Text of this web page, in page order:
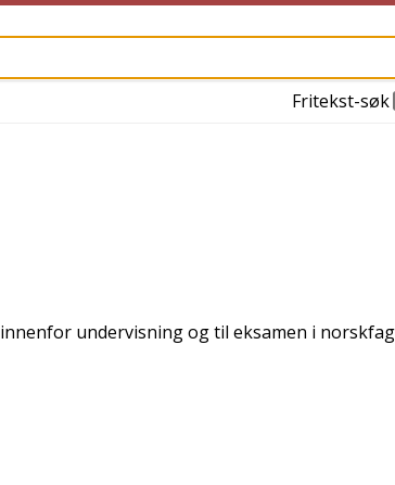
Fritekst-søk
innenfor undervisning og til eksamen i